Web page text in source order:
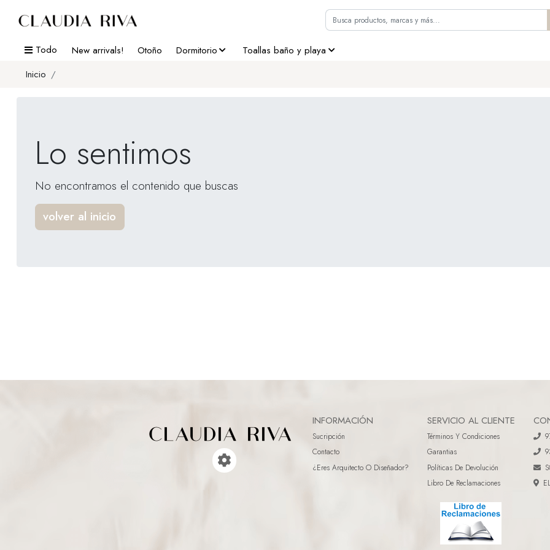
Todo New arrivals! Otoño Dormitorio
Toallas baño y playa
Inicio
Lo sentimos
No encontramos el contenido que buscas
volver al inicio
INFORMACIÓN
Sucripción
Contacto
¿eres Arquitecto O Diseñador?
SERVICIO AL CLIENTE
Términos Y Condiciones
Garantias
Políticas De Devolución
Libro De Reclamaciones